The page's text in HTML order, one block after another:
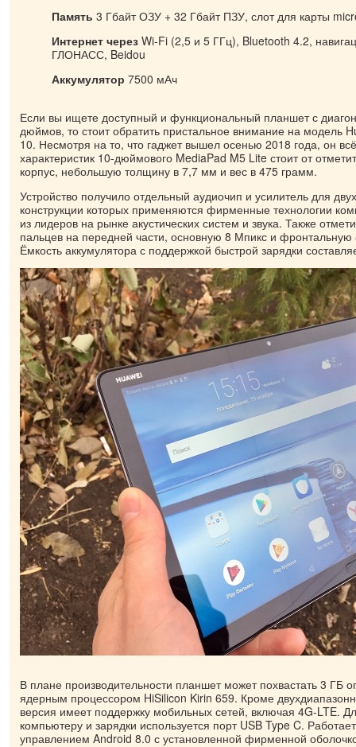
Память 3 Гбайт ОЗУ + 32 Гбайт ПЗУ, слот для карты
Интернет через Wi-Fi (2,5 и 5 ГГц), Bluetooth 4.2,
ГЛОНАСС, Beidou
Аккумулятор 7500 мАч
Если вы ищете доступный и функциональный планшет с
дюймов, то стоит обратить пристальное внимание на модель
10. Несмотря на то, что гаджет вышел осенью 2018 года, он
характеристик 10-дюймового MediaPad M5 Lite стоит от
корпус, небольшую толщину в 7,7 мм и вес в 475 грамм.
Устройство получило отдельный аудиочип и усилитель для
конструкции которых применяются фирменные технологии
из лидеров на рынке акустических систем и звука. Также
пальцев на передней части, основную 8 Мпикс и
Ёмкость аккумулятора с поддержкой быстрой зарядки
В плане производительности планшет может похвастать 3 ГБ
ядерным процессором HiSilicon Kirin 659. Кроме
версия имеет поддержку мобильных сетей, включая 4G-LTE.
компьютеру и зарядки используется порт USB Type C.
управлением Android 8.0 с установленной фирменной